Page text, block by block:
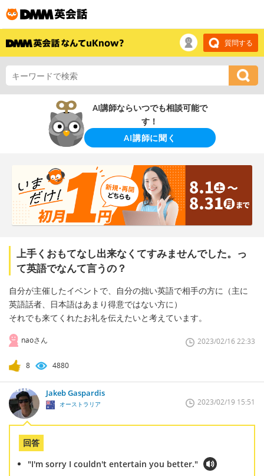
質問する
AI講師ならいつでも相談可能で
す！
AI講師に聞く
上手くおもてなし出来なくてすみませんでした。っ
て英語でなんて言うの？
自分が主催したイベントで、自分の拙い英語で相手の方に（主に
英語話者、日本語はあまり得意ではない方に）
それでも来てくれたお礼を伝えたいと考えています。
naoさん 2023/02/16 22:33
8 4880
Jakeb Gaspardis
オーストラリア 2023/02/19 15:51
回答
"I'm sorry I couldn't entertain you better."